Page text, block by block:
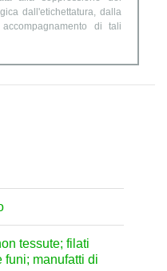
dall'etichettatura, dalla
di tali
tessute; filati
funi; manufatti di